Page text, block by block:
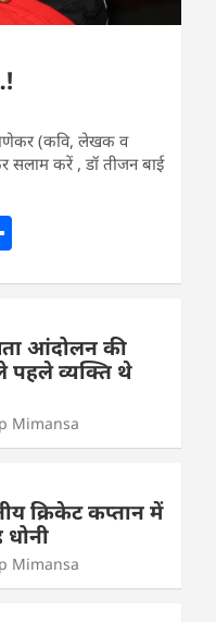
(कवि, लेखक व
सलाम करें , डॉ तीजन बाई
e आंदोलन की
व्यक्ति थे
Mimansa
क्रिकेट कप्तान में
धोनी
Mimansa